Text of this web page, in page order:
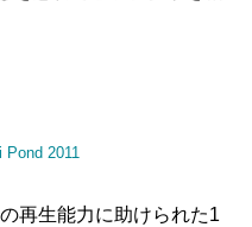
再生能力に助けられた1